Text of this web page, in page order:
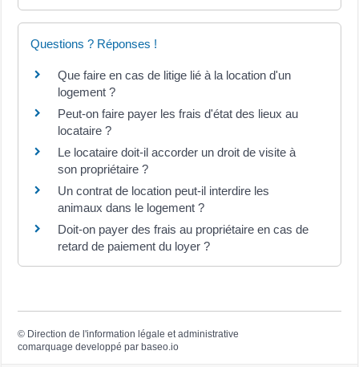
Questions ? Réponses !
Que faire en cas de litige lié à la location d'un
logement ?
Peut-on faire payer les frais d'état des lieux au
locataire ?
Le locataire doit-il accorder un droit de visite à
son propriétaire ?
Un contrat de location peut-il interdire les
animaux dans le logement ?
Doit-on payer des frais au propriétaire en cas de
retard de paiement du loyer ?
© Direction de l'information légale et administrative
comarquage developpé par baseo.io